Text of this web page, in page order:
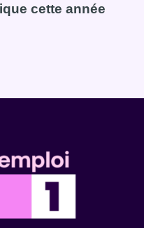
cette année
absolu de climatiseurs